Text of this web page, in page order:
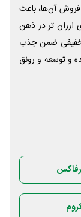
فروش آن‌ها، باعث
تر در ذهن
ضمن جذب
و توسعه و رونق